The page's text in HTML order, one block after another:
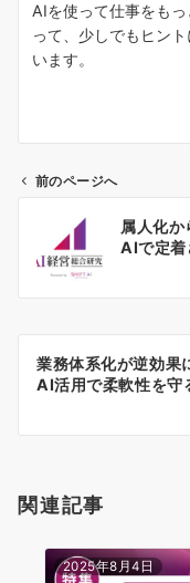
AIを使って仕事をも
って、少しでもヒン
います。
ビ
ン
前のページへ
属人化
AIで定着
業務体系化が逆効果
AI活用で柔軟性を守
関連記事
2025年8月4日